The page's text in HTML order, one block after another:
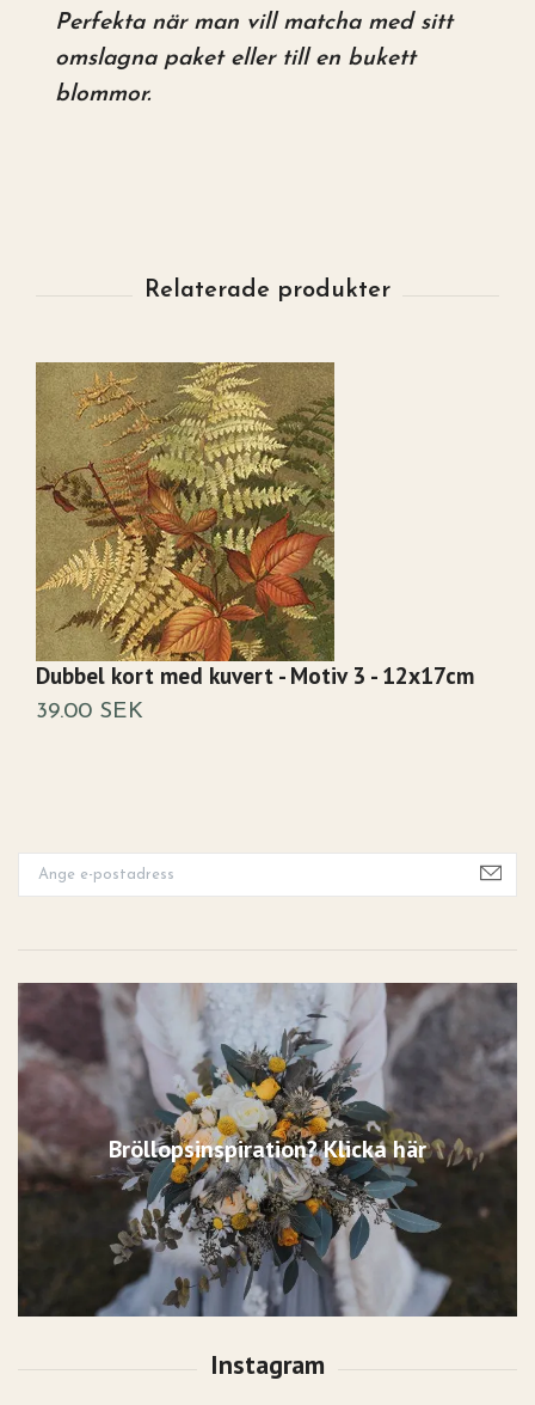
Bröllopsinspiration? Klicka här
Perfekta när man vill matcha med sitt
omslagna paket eller till en bukett
blommor.
Dubbel kort med kuvert - Motiv 3 - 12x17cm
39.00 SEK